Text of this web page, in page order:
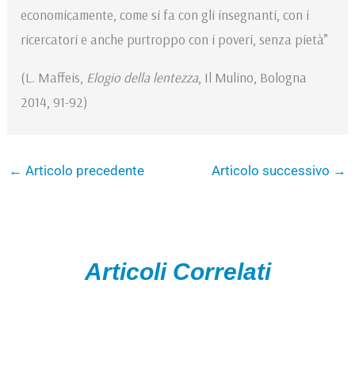
economicamente, come si fa con gli insegnanti, con i
ricercatori e anche purtroppo con i poveri, senza pietà”
(L. Maffeis, Elogio della lentezza, Il Mulino, Bologna
2014, 91-92)
← Articolo precedente Articolo successivo →
Articoli Correlati